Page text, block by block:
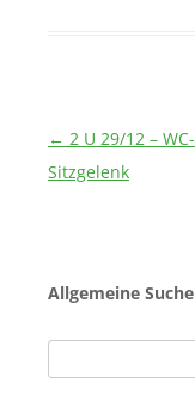
Beitragsnavigation
← 2 U 29/12 – WC-
Sitzgelenk
Allgemeine Suche
nach: